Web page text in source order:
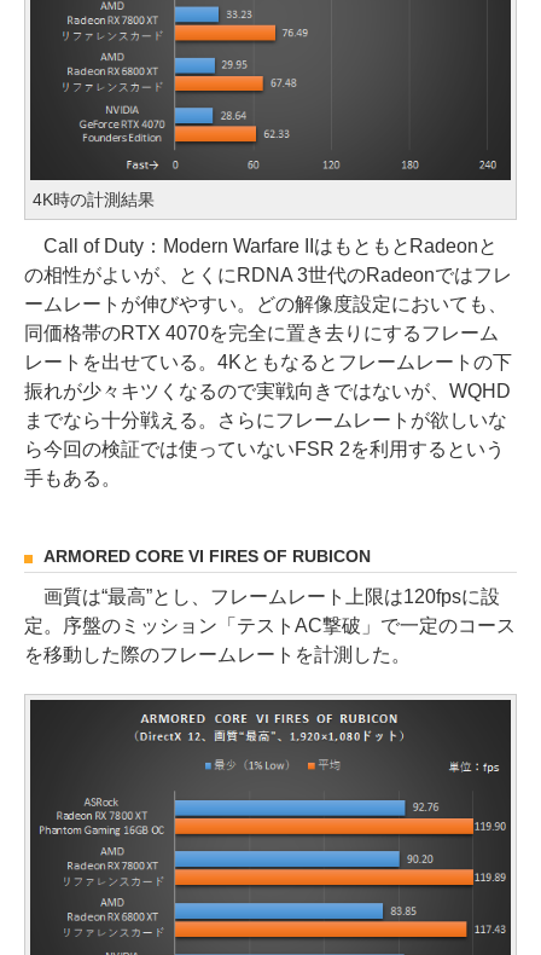
4K時の計測結果
Call of Duty：Modern Warfare IIはもともとRadeonと
の相性がよいが、とくにRDNA 3世代のRadeonではフレ
ームレートが伸びやすい。どの解像度設定においても、
同価格帯のRTX 4070を完全に置き去りにするフレーム
レートを出せている。4Kともなるとフレームレートの下
振れが少々キツくなるので実戦向きではないが、WQHD
までなら十分戦える。さらにフレームレートが欲しいな
ら今回の検証では使っていないFSR 2を利用するという
手もある。
ARMORED CORE VI FIRES OF RUBICON
画質は“最高”とし、フレームレート上限は120fpsに設
定。序盤のミッション「テストAC撃破」で一定のコース
を移動した際のフレームレートを計測した。